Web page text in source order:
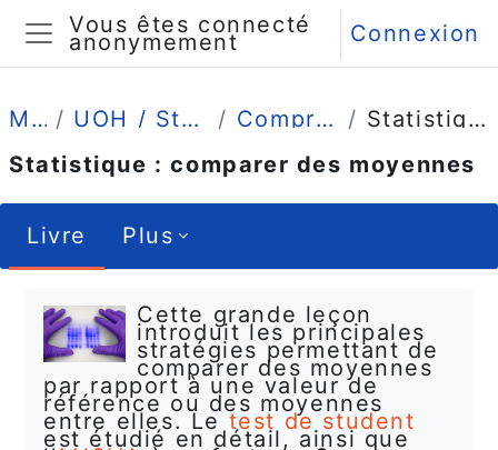
Passer au contenu principal
Panneau latéral
Vous êtes connecté
anonymement Connexion
Mes cours UOH / Statistique et Psychométrie en L2 Comprendre (4 grandes leçons)
Statistique : comparer des moyennes
Statistique : comparer des moyennes
Livre Plus
Cette grande leçon
introduit les principales
stratégies permettant de
comparer des moyennes
par rapport à une valeur de
référence ou des moyennes
entre elles. Le test de student
est étudié en détail, ainsi que